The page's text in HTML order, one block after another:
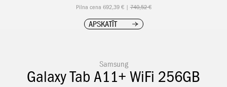
Pilna cena 692,39 € |740,52 €
APSKATĪT
Samsung
Galaxy Tab A11+ WiFi 256GB